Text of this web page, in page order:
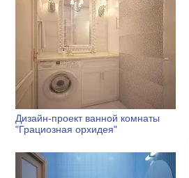
Дизайн-проект ванной комнаты
"Грациозная орхидея"